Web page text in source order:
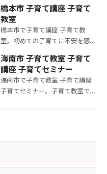
橋本市 子育て講座 子育て
教室
橋本市で子育て講座 子育て教
室。初めての子育てに不安を感
参加できる子育て講座で、3－6
歳の子どもの育て方を徹底的に
学びましょう。
海南市 子育て教室 子育て
講座 子育てセミナー
海南市で子育て教室 子育て講座
子育てセミナー。子育て教室で、